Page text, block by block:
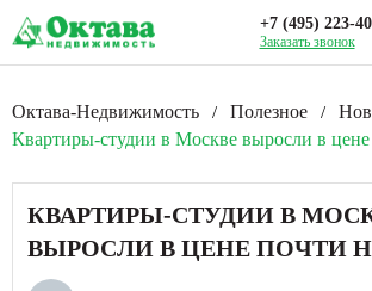
+7 (495) 223-
Заказать звонок
Октава-Недвижимость / Полезное /
Квартиры-студии в Москве выросли в
КВАРТИРЫ-СТУДИИ В
ВЫРОСЛИ В ЦЕНЕ ПОЧТИ